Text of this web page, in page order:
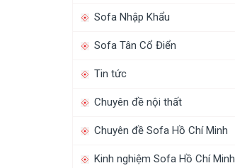
Sofa Nhập Khẩu
Sofa Tân Cổ Điển
Tin tức
Chuyên đề nội thất
Chuyên đề Sofa Hồ Chí Minh
Kinh nghiệm Sofa Hồ Chí Minh